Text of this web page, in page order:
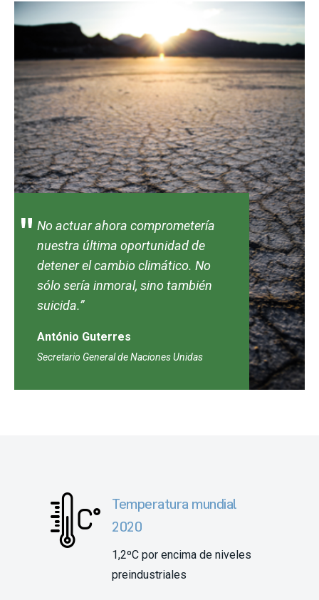
No actuar ahora comprometería
nuestra última oportunidad de
detener el cambio climático. No
sólo sería inmoral, sino también
suicida.”
António Guterres
Secretario General de Naciones Unidas
Temperatura mundial
2020
1,2ºC por encima de niveles
preindustriales